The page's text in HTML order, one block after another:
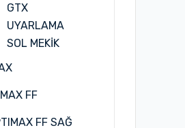
GTX
UYARLAMA
SOL MEKİK
FF
FF SAĞ